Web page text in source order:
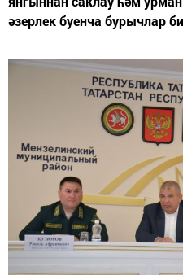
әзерлек буенча бурычлар